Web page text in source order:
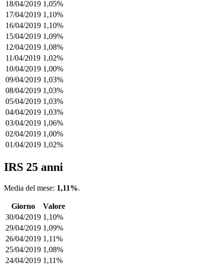
18/04/2019 1,05%
17/04/2019 1,10%
16/04/2019 1,10%
15/04/2019 1,09%
12/04/2019 1,08%
11/04/2019 1,02%
10/04/2019 1,00%
09/04/2019 1,03%
08/04/2019 1,03%
05/04/2019 1,03%
04/04/2019 1,03%
03/04/2019 1,06%
02/04/2019 1,00%
01/04/2019 1,02%
IRS 25 anni
Media del mese: 1,11%.
Giorno
Valore
30/04/2019 1,10%
29/04/2019 1,09%
26/04/2019 1,11%
25/04/2019 1,08%
24/04/2019 1,11%